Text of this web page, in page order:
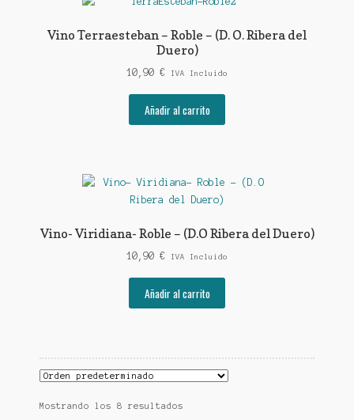
Vino Terraesteban – Roble – (D. O. Ribera del
Duero)
10,90 € IVA Incluido
Añadir al carrito
Vino- Viridiana- Roble – (D.O Ribera del Duero)
10,90 € IVA Incluido
Añadir al carrito
Mostrando los 8 resultados